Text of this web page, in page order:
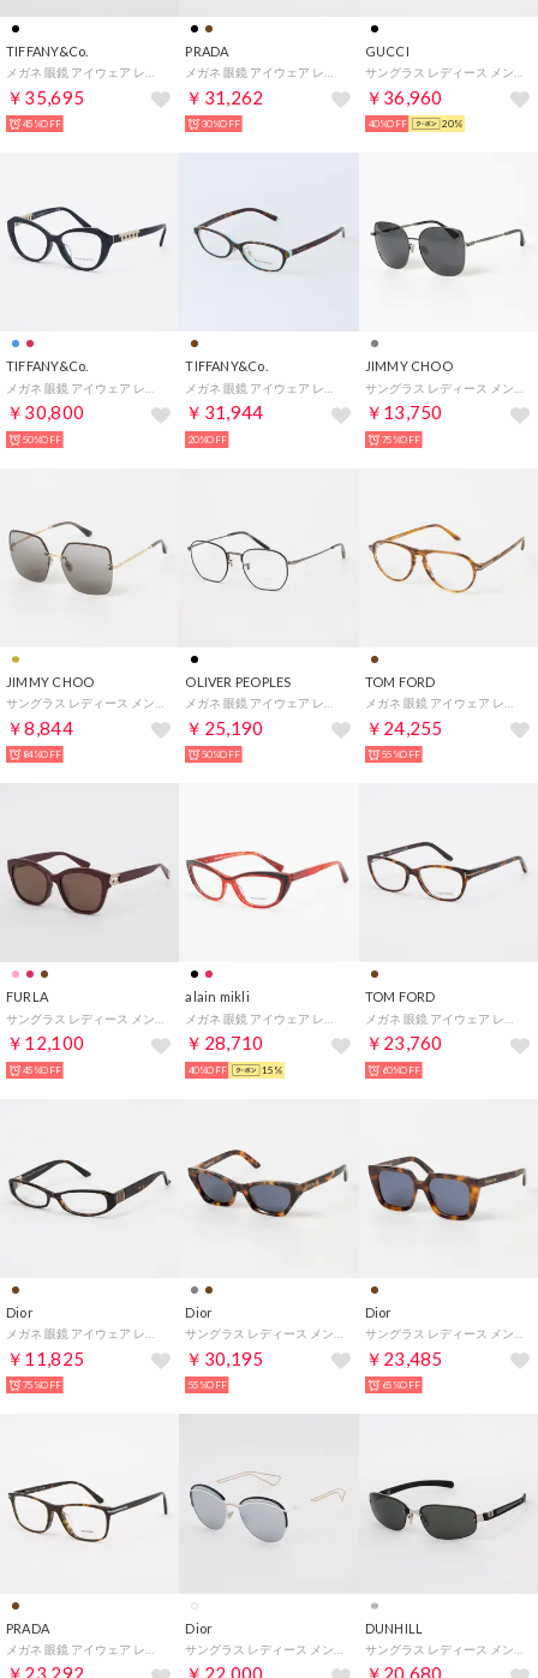
TIFFANY&Co.
￥35,695
45%OFF
PRADA
￥31,262
30%OFF
GUCCI
￥36,960
40%OFF 20%
TIFFANY&Co.
￥30,800
50%OFF
TIFFANY&Co.
￥31,944
20%OFF
JIMMY CHOO
￥13,750
75%OFF
JIMMY CHOO
￥8,844
84%OFF
OLIVER PEOPLES
￥25,190
50%OFF
TOM FORD
￥24,255
55%OFF
FURLA
￥12,100
45%OFF
alain mikli
￥28,710
40%OFF 15%
TOM FORD
￥23,760
60%OFF
Dior
￥11,825
75%OFF
Dior
￥30,195
55%OFF
Dior
￥23,485
65%OFF
PRADA
￥23,292
Dior
￥22,000
DUNHILL
￥20,680